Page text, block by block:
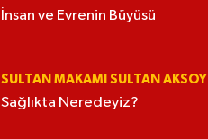
İnsan ve Evrenin Büyüsü
SULTAN MAKAMI SULTAN AKSOY
Sağlıkta Neredeyiz?